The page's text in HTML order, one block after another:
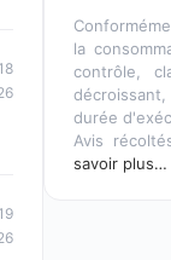
la
contrôle,
durée
Avis
savoir plus…